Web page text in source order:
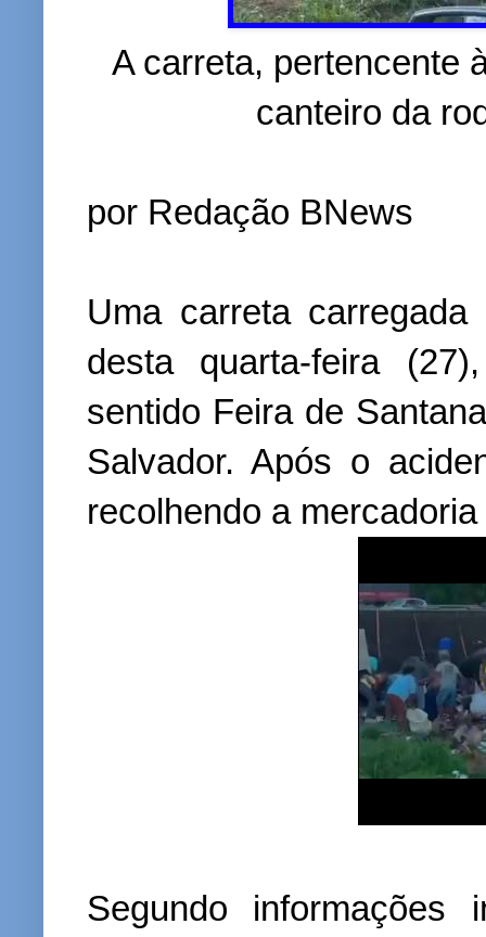
A carreta, pertencente
canteiro da
por Redação BNews
Uma carreta
desta quarta-feira
sentido Feira de
Salvador. Após o
recolhendo a
Segundo